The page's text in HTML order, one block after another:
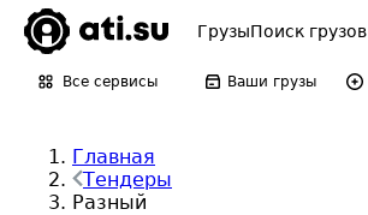
ГрузыПоиск грузов
Все сервисы Ваши грузы
Главная
Тендеры
Разный